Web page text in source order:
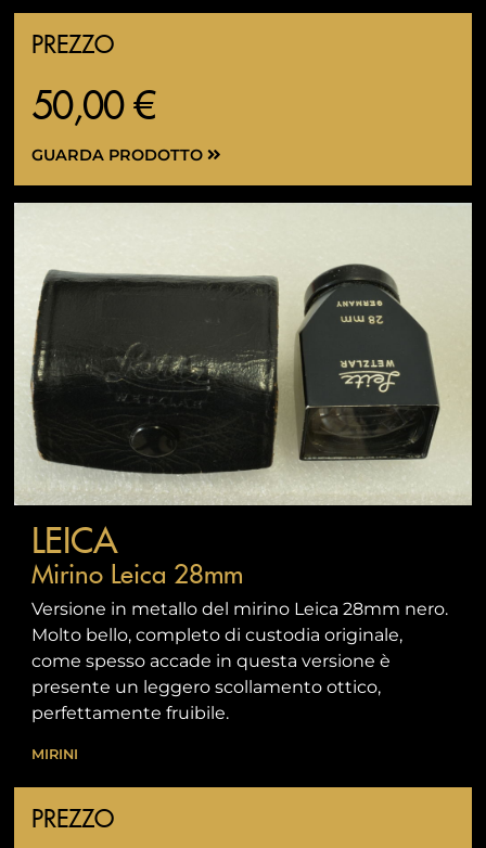
PREZZO
50,00 €
GUARDA PRODOTTO
LEICA
Mirino Leica 28mm
Versione in metallo del mirino Leica 28mm nero.
Molto bello, completo di custodia originale,
come spesso accade in questa versione è
presente un leggero scollamento ottico,
perfettamente fruibile.
MIRINI
PREZZO